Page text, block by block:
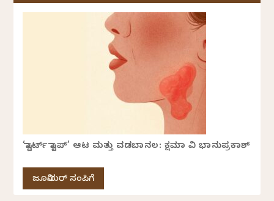
‘ಸ್ಟಾರ್ಟ್ ಸ್ಟಾಪ್’ ಆಟ ಮತ್ತು ವಡಬಾನಲ: ಕ್ಷಮಾ ವಿ ಭಾನುಪ್ರಕಾಶ್
ಜೂನಿಯರ್ ಸಂಪಿಗೆ